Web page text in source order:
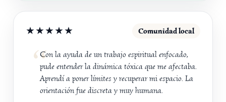
★★★★★ Comunidad local
Con la ayuda de un trabajo espiritual enfocado,
pude entender la dinámica tóxica que me afectaba.
Aprendí a poner límites y recuperar mi espacio. La
orientación fue discreta y muy humana.